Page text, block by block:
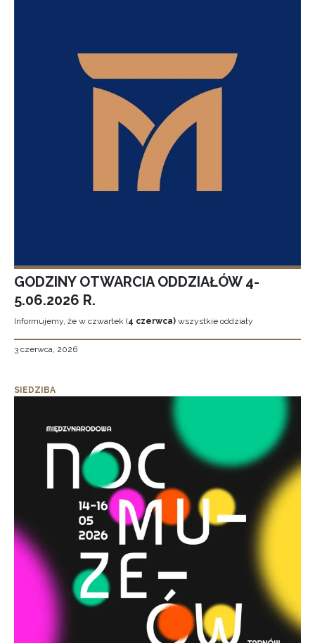
GODZINY OTWARCIA ODDZIAŁÓW 4-
5.06.2026 R.
Informujemy, że w czwartek (4 czerwca) wszystkie oddziały
3 czerwca, 2026
SIEDZIBA